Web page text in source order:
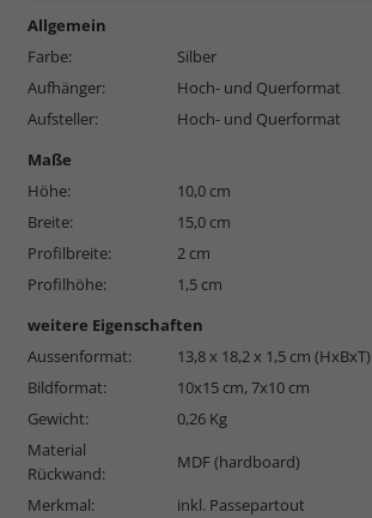
Allgemein
Farbe:
Silber
Aufhänger:
Hoch- und Querformat
Aufsteller:
Hoch- und Querformat
Maße
Höhe:
10,0 cm
Breite:
15,0 cm
Profilbreite:
2 cm
Profilhöhe:
1,5 cm
weitere Eigenschaften
Aussenformat:
13,8 x 18,2 x 1,5 cm (HxBxT)
Bildformat:
10x15 cm, 7x10 cm
Gewicht:
0,26 Kg
Material
Rückwand:
MDF (hardboard)
Merkmal:
inkl. Passepartout